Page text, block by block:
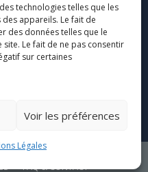
technologies telles que les
appareils. Le fait de
des données telles que le
Le fait de ne pas consentir
sur certaines
Voir les préférences
Légales
par la
FAQ & CONTACT